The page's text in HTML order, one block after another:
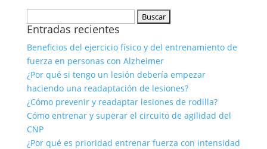
Entradas recientes
Beneficios del ejercicio físico y del entrenamiento de
fuerza en personas con Alzheimer
¿Por qué si tengo un lesión debería empezar
haciendo una readaptación de lesiones?
¿Cómo prevenir y readaptar lesiones de rodilla?
Cómo entrenar y superar el circuito de agilidad del
CNP
¿Por qué es prioridad entrenar fuerza con intensidad